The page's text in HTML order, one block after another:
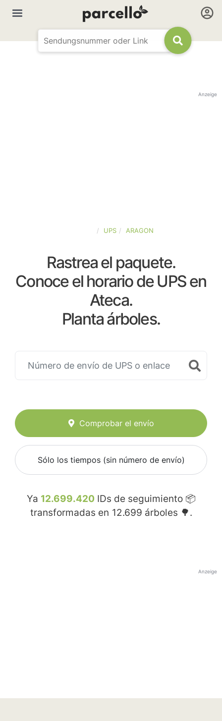
Anzeige
UPS ARAGON
Rastrea el paquete.
Conoce el horario de UPS en
Ateca.
Planta árboles.
Comprobar el envío
Sólo los tiempos (sin número de envío)
Ya 12.699.420 IDs de seguimiento 📦
transformadas en 12.699 árboles 🌳.
Anzeige